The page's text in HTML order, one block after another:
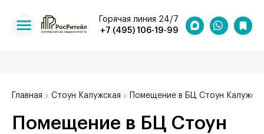
+7 (495) 106-19-99
Горячая линия 24/7
Главная Стоун Калужская Помещение в БЦ Стоун
Помещение в БЦ Стоун